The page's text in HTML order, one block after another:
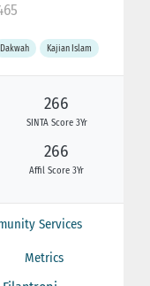
Dakwah Kajian Islam
266
SINTA Score 3Yr
266
Affil Score 3Yr
Services
Metrics